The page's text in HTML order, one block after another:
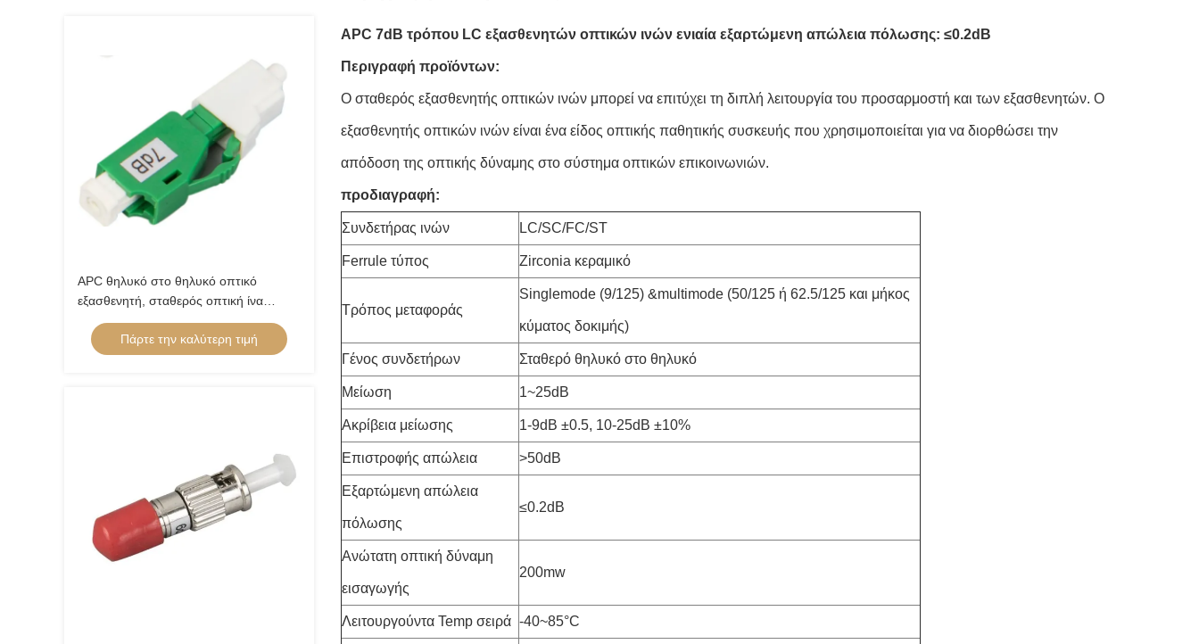
APC θηλυκό στο θηλυκό οπτικό
εξασθενητή, σταθερός οπτική ίνα
εξασθενητής LC
Πάρτε την καλύτερη τιμή
APC 7dB τρόπου LC εξασθενητών οπτικών ινών ενιαία εξαρτώμενη απώλεια πόλωσης: ≤0.2dB
Περιγραφή προϊόντων:
Ο σταθερός εξασθενητής οπτικών ινών μπορεί να επιτύχει τη διπλή λειτουργία του προσαρμοστή και των εξασθενητών. Ο
εξασθενητής οπτικών ινών είναι ένα είδος οπτικής παθητικής συσκευής που χρησιμοποιείται για να διορθώσει την
απόδοση της οπτικής δύναμης στο σύστημα οπτικών επικοινωνιών.
προδιαγραφή:
Συνδετήρας ινών LC/SC/FC/ST
Ferrule τύπος Zirconia κεραμικό
Τρόπος μεταφοράς
Singlemode (9/125) &multimode (50/125 ή 62.5/125 και μήκος
κύματος δοκιμής)
Γένος συνδετήρων Σταθερό θηλυκό στο θηλυκό
Μείωση 1~25dB
Ακρίβεια μείωσης 1-9dB ±0.5, 10-25dB ±10%
Επιστροφής απώλεια >50dB
Εξαρτώμενη απώλεια
πόλωσης
≤0.2dB
Ανώτατη οπτική δύναμη
εισαγωγής
200mw
Λειτουργούντα Temp σειρά -40~85°C